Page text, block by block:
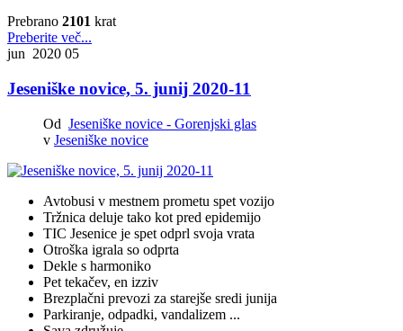
Prebrano 2101 krat
Preberite več...
jun 2020 05
Jeseniške novice, 5. junij 2020-11
Od Jeseniške novice - Gorenjski glas
v Jeseniške novice
Avtobusi v mestnem prometu spet vozijo
Tržnica deluje tako kot pred epidemijo
TIC Jesenice je spet odprl svoja vrata
Otroška igrala so odprta
Dekle s harmoniko
Pet tekačev, en izziv
Brezplačni prevozi za starejše sredi junija
Parkiranje, odpadki, vandalizem ...